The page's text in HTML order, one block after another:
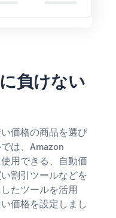
負けない
価格の商品を選び
は、Amazon
用できる、自動価
割引ツールなどを
たツールを活用
価格を設定しまし